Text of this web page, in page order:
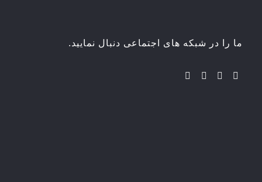
ما را در شبکه های اجتماعی دنبال نمایید.